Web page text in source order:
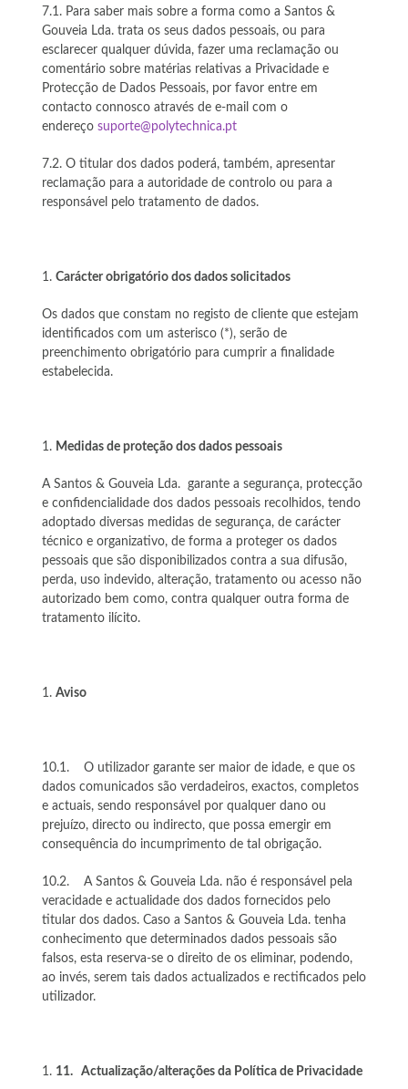
7.1. Para saber mais sobre a forma como a Santos &
Gouveia Lda. trata os seus dados pessoais, ou para
esclarecer qualquer dúvida, fazer uma reclamação ou
comentário sobre matérias relativas a Privacidade e
Protecção de Dados Pessoais, por favor entre em
contacto connosco através de e-mail com o
endereço suporte@polytechnica.pt
7.2. O titular dos dados poderá, também, apresentar
reclamação para a autoridade de controlo ou para a
responsável pelo tratamento de dados.
Carácter obrigatório dos dados solicitados
Os dados que constam no registo de cliente que estejam
identificados com um asterisco (*), serão de
preenchimento obrigatório para cumprir a finalidade
estabelecida.
Medidas de proteção dos dados pessoais
A Santos & Gouveia Lda. garante a segurança, protecção
e confidencialidade dos dados pessoais recolhidos, tendo
adoptado diversas medidas de segurança, de carácter
técnico e organizativo, de forma a proteger os dados
pessoais que são disponibilizados contra a sua difusão,
perda, uso indevido, alteração, tratamento ou acesso não
autorizado bem como, contra qualquer outra forma de
tratamento ilícito.
Aviso
10.1. O utilizador garante ser maior de idade, e que os
dados comunicados são verdadeiros, exactos, completos
e actuais, sendo responsável por qualquer dano ou
prejuízo, directo ou indirecto, que possa emergir em
consequência do incumprimento de tal obrigação.
10.2. A Santos & Gouveia Lda. não é responsável pela
veracidade e actualidade dos dados fornecidos pelo
titular dos dados. Caso a Santos & Gouveia Lda. tenha
conhecimento que determinados dados pessoais são
falsos, esta reserva-se o direito de os eliminar, podendo,
ao invés, serem tais dados actualizados e rectificados pelo
utilizador.
11. Actualização/alterações da Política de Privacidade